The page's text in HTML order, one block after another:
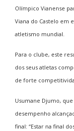
Olímpico Vianense
Viana do Castelo em
atletismo mundial.
Para o clube, este
dos seus atletas
de forte
Usumane Djumo,
desempenho
final: “Estar na final